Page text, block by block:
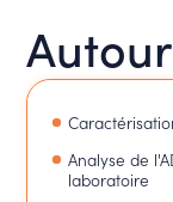
Analyse de
laboratoire